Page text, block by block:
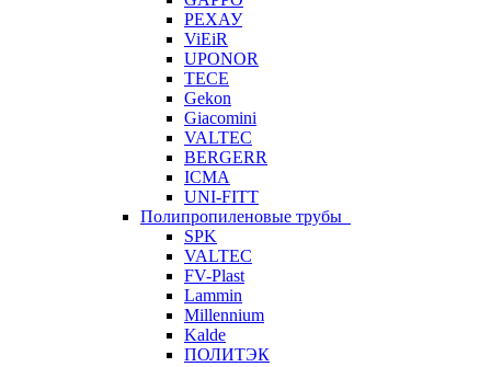
РЕХАУ
ViEiR
UPONOR
TECE
Gekon
Giacomini
VALTEC
BERGERR
ICMA
UNI-FITT
Полипропиленовые трубы
SPK
VALTEC
FV-Plast
Lammin
Millennium
Kalde
ПОЛИТЭК